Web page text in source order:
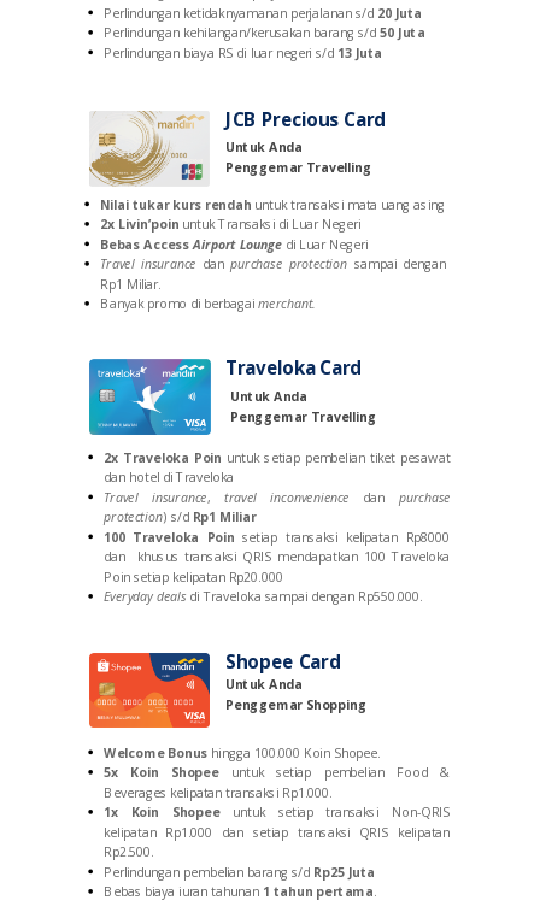
Perlindungan ketidaknyamanan perjalanan s/d 20 Juta
Perlindungan kehilangan/kerusakan barang s/d 50 Juta
Perlindungan biaya RS di luar negeri s/d 13 Juta
Welcome Bonus hingga 100.000 Koin Shopee.
5x Koin Shopee untuk setiap pembelian Food &
Beverages kelipatan transaksi Rp1.000.
1x Koin Shopeeuntuk setiap transaksi Non-QRIS
kelipatan Rp1.000 dan setiap transaksi QRIS kelipatan
Rp2.500.
Perlindungan pembelian barang s/d Rp25 Juta
Bebas biaya iuran tahunan 1 tahun pertama.
Shopee Card
2x Traveloka Poin untuk setiap pembelian tiket pesawat
dan hotel di Traveloka
Travel insurance,travel inconvenience dan purchase
protection) s/d Rp1 Miliar
100 Traveloka Poinsetiap transaksi kelipatan Rp8000
dan khusus transaksi QRIS mendapatkan 100 Traveloka
Poin setiap kelipatan Rp20.000
Everyday deals di Traveloka sampai dengan Rp550.000.
Untuk Anda
Penggemar Travelling
Traveloka Card
Untuk Anda
Penggemar Shopping
JCB Precious Card
Untuk Anda
Penggemar Travelling
Nilai tukar kurs rendah untuk transaksi mata uang asing
2x Livin’poin untuk Transaksi di Luar Negeri
Bebas AccessAirport Lounge di Luar Negeri
Travel insurance danpurchase protection sampai dengan
Rp1 Miliar.
Banyak promo di berbagaimerchant.